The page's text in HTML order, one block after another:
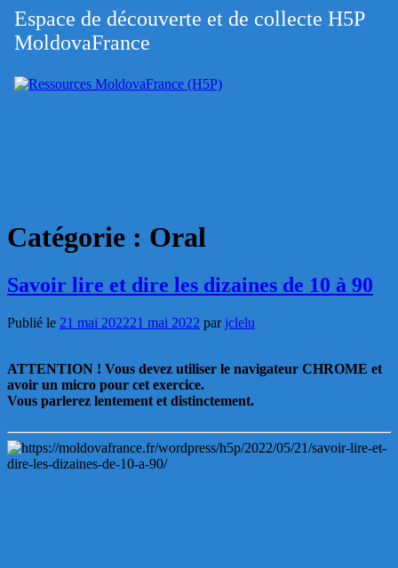
Aller
au
contenu
Ressources
MoldovaFrance
Espace de découverte et de collecte H5P
MoldovaFrance
Catégorie : Oral
Savoir lire et dire les dizaines de 10 à 90
Publié le 21 mai 202221 mai 2022 par jclelu
ATTENTION ! Vous devez utiliser le navigateur CHROME et
avoir un micro pour cet exercice.
Vous parlerez lentement et distinctement.